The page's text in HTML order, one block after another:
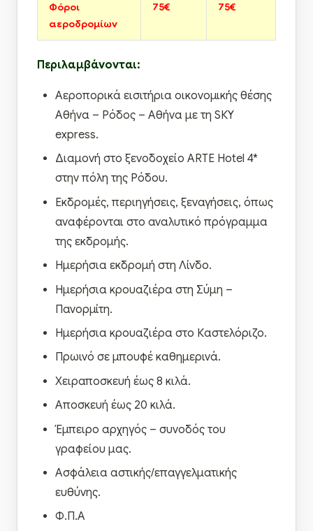
Φόροι
αεροδρομίων
75€ 75€
Περιλαμβάνονται:
Αεροπορικά εισιτήρια οικονομικής θέσης
Αθήνα – Ρόδος – Αθήνα με τη SΚΥ
express.
Διαμονή στο ξενοδοχείο ARTE Hotel 4*
στην πόλη της Ρόδου.
Εκδρομές, περιηγήσεις, ξεναγήσεις, όπως
αναφέρονται στο αναλυτικό πρόγραμμα
της εκδρομής.
Ημερήσια εκδρομή στη Λίνδο.
Ημερήσια κρουαζιέρα στη Σύμη –
Πανορμίτη.
Ημερήσια κρουαζιέρα στο Καστελόριζο.
Πρωινό σε μπουφέ καθημερινά.
Χειραποσκευή έως 8 κιλά.
Αποσκευή έως 20 κιλά.
Έμπειρο αρχηγός – συνοδός του
γραφείου μας.
Ασφάλεια αστικής/επαγγελματικής
ευθύνης.
Φ.Π.Α